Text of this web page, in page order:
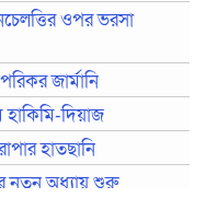
ওপর ভরসা
জার্মানি
দিয়াজ
হাতছানি
নতুন অধ্যায় শুরু